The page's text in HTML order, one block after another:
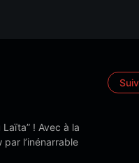
Laïta” ! Avec à la
par l’inénarrable